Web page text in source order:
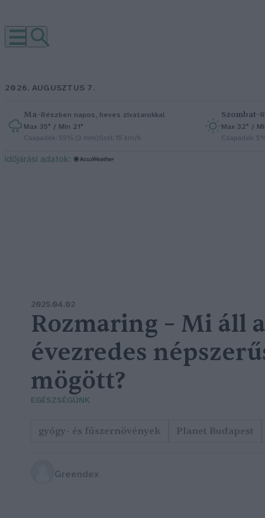
2026. AUGUSZTUS 7.
Ma–Részben napos, heves zivatarokkal
Max 35° / Min 21°
Csapadék: 55% (3 mm)Szél: 15 km/h
Szombat–
Max 32° /
Csapadék:
időjárási adatok:
2025.04.02
Rozmaring – Mi áll
évezredes
mögött?
EGÉSZSÉGÜNK
gyógy- és fűszernövények Planet Budapest
Greendex